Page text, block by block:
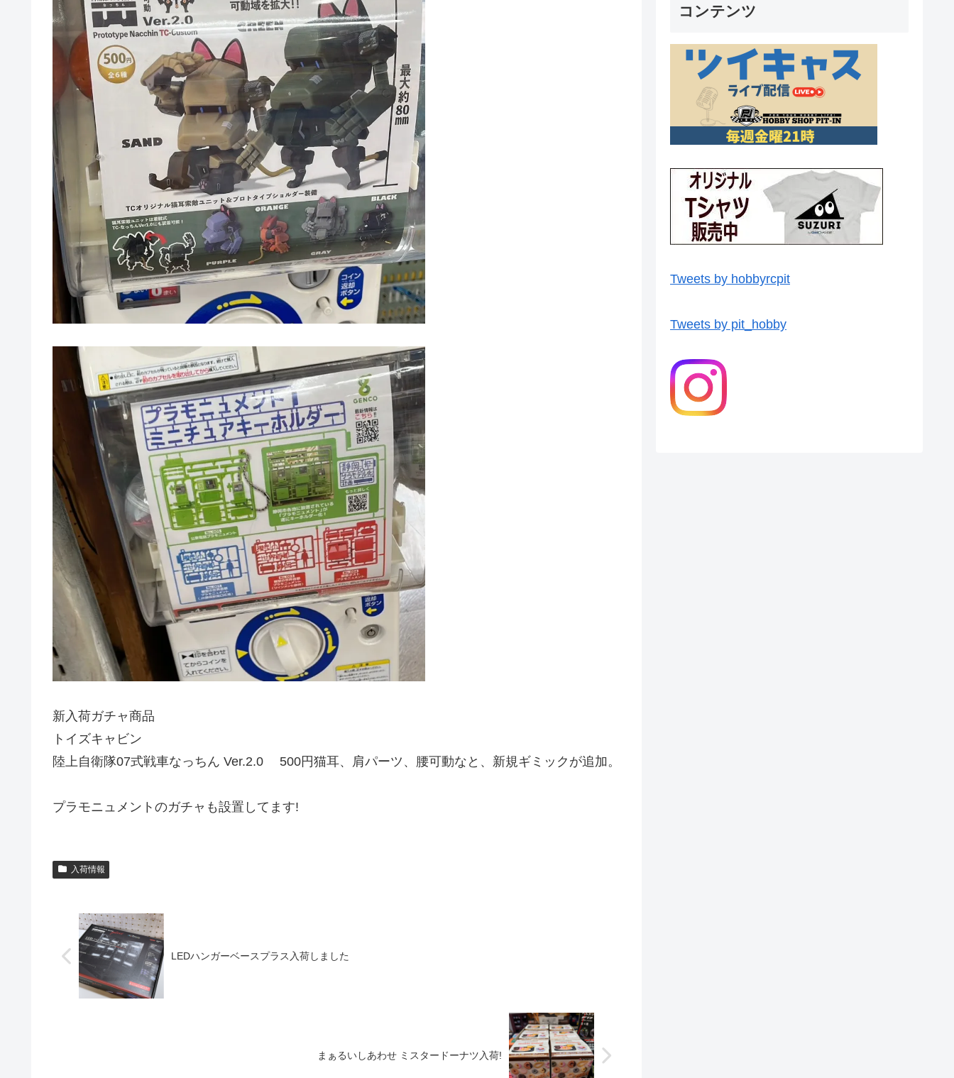
新入荷ガチャ商品
トイズキャビン
陸上自衛隊07式戦車なっちん Ver.2.0 500円猫耳、肩パーツ、腰可動なと、新規ギミックが追加。
プラモニュメントのガチャも設置してます!
入荷情報
LEDハンガーベースプラス入荷しました
まぁるいしあわせ ミスタードーナツ入荷!
コンテンツ
Tweets by hobbyrcpit
Tweets by pit_hobby